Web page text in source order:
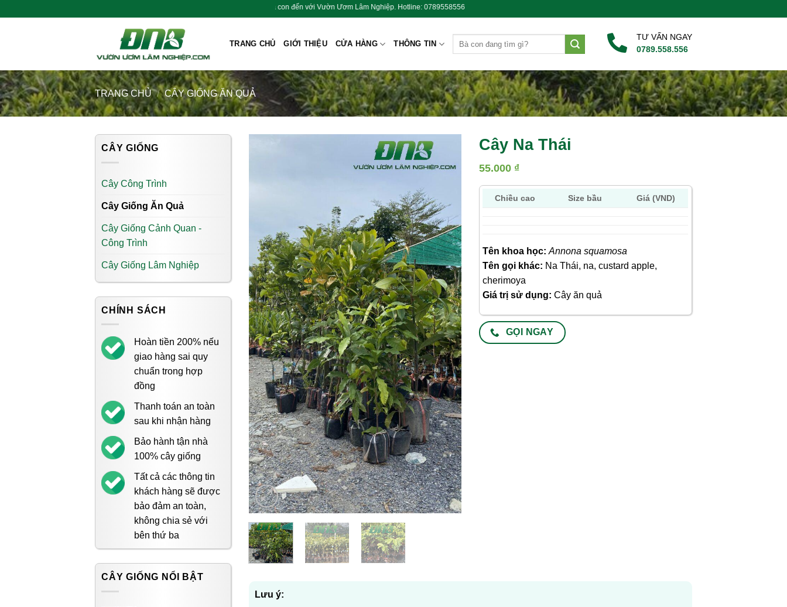
Chào mừng bà con đến với Vườn Ươm Lâm Nghiệp. Hotline: 0789558556
TRANG CHỦ GIỚI THIỆU CỬA HÀNG THÔNG TIN
TƯ VẤN NGAY
0789.558.556
TRANG CHỦ / CÂY GIỐNG ĂN QUẢ
CÂY GIỐNG
Cây Công Trình
Cây Giống Ăn Quả
Cây Giống Cảnh Quan -
Công Trình
Cây Giống Lâm Nghiệp
CHÍNH SÁCH
Hoàn tiền 200% nếu
giao hàng sai quy
chuẩn trong hợp
đồng
Thanh toán an toàn
sau khi nhận hàng
Bảo hành tận nhà
100% cây giống
Tất cả các thông tin
khách hàng sẽ được
bảo đảm an toàn,
không chia sẻ với
bên thứ ba
CÂY GIỐNG NỔI BẬT
Cây Na Thái
55.000 ₫
Chiều cao Size bầu Giá (VND)
Tên khoa học: Annona squamosa
Tên gọi khác: Na Thái, na, custard apple,
cherimoya
Giá trị sử dụng:Cây ăn quả
GỌI NGAY
Lưu ý: